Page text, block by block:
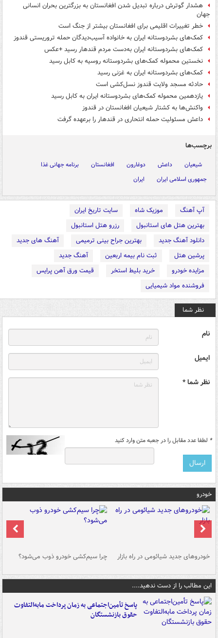
هشدار گوترش درباره تبدیل شدن افغانستان به بزرگترین بحران انسانی
جهان
خطر تغییرات اقلیمی برای افغانستان بیشتر از جنگ است
کمک‌های بشردوستانه ایران به خانواده آسیب‌دیدگان حمله تروریستی قندوز
کمک‌های بشردوستانه ایران به‌دست مردم قندهار رسید +عکس
نخستین محموله‌ کمک‌های بشردوستانه‌ روسیه به کابل رسید
کمک‌های بشردوستانه ایران به غزنی رسید
حادثه مسجد ولایت قندوز نسل‌کشی است
یازدهمین محموله‌ کمک‌های بشردوستانه ایران به کابل رسید
واکنش‌ها به کشتار شیعیان افغانستان در قندوز
داعش مسئولیت حمله انتحاری در قندهار را برعهده گرفت
برچسب‌ها
شیعیان داعش دوغارون افغانستان
برنامه جهانی غذا
جمهوری اسلامی ایران
ایران
آپ آهنگ موزیک شاه
سایت تاریخ ایران
بهترین هتل های استانبول
رزرو هتل استانبول
دانلود آهنگ جدید
بهترین جراح بینی ترمیمی
آهنگ های جدید
پرشین هتل
ثبت نام بیمه اربعین
آهنگ جدید
مزایده خودرو
خرید بلیط استخر
قیمت ورق آهن پرایس
فروشنده مواد شیمیایی
نظر شما
نام
ایمیل
نظر شما *
* لطفا عدد مقابل را در جعبه متن وارد کنید
خودرو
خودروهای جدید شیائومی در راه بازار چرا سیم‌کشی خودرو ذوب می‌شود؟
این مطالب را از دست ندهید....
پاسخ تأمین‌اجتماعی به زمان پرداخت مابه‌التفاوت
حقوق بازنشستگان